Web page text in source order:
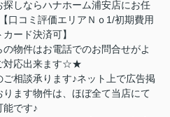
探しならハナホーム浦安店にお任
口コミ評価エリアＮｏ1/初期費用
ード決済可】
物件はお電話でのお問合せがよ
対応出来ます☆★
ご相談承ります♪ネット上で広告掲
ります物件は、ほぼ全て当店にて
能です♪